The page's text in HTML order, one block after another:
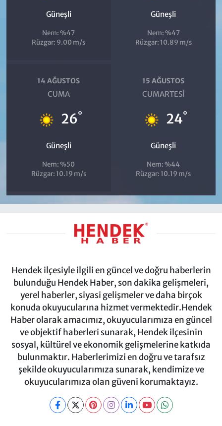
Güneşli
Nem: %47
Rüzgar: 9.00 m/s
Güneşli
Nem: %47
Rüzgar: 10.89 m/s
14 AĞUSTOS
CUMA
26°
Güneşli
Nem: %50
Rüzgar: 10.19 m/s
15 AĞUSTOS
CUMARTESI
24°
Güneşli
Nem: %44
Rüzgar: 10.19 m/s
Hendek ilçesiyle ilgili en güncel ve doğru haberlerin
bulunduğu Hendek Haber, son dakika gelişmeleri,
yerel haberler, siyasi gelişmeler ve daha birçok
konuda okuyucularına hizmet vermektedir.Hendek
Haber olarak amacımız, okuyucularımıza en güncel
ve objektif haberleri sunarak, Hendek ilçesinin
sosyal, kültürel ve ekonomik gelişmelerine katkıda
bulunmaktır. Haberlerimizi en doğru ve tarafsız
şekilde okuyucularımıza sunarak, kendimize ve
okuyucularımıza olan güveni korumaktayız.